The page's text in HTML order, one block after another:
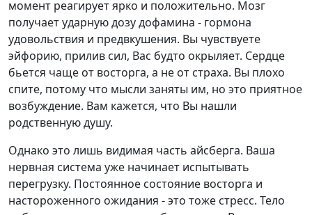
момент реагирует ярко и положительно. Мозг
получает ударную дозу дофамина - гормона
удовольствия и предвкушения. Вы чувствуете
эйфорию, прилив сил, Вас будто окрыляет. Сердце
бьется чаще от восторга, а не от страха. Вы плохо
спите, потому что мысли заняты им, но это приятное
возбуждение. Вам кажется, что Вы нашли
родственную душу.
Однако это лишь видимая часть айсберга. Ваша
нервная система уже начинает испытывать
перегрузку. Постоянное состояние восторга и
настороженного ожидания - это тоже стресс. Тело